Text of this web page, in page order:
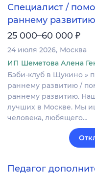
Специалист /
раннему развитию
25 000–60 000 ₽
24 июля 2026 Москва
ИП Шеметова Алена
Бэби-клуб в Щукино »
раннему развитию /
раннему развитию.
лучших в Москве. Мы
человека, любящего…
Педагог